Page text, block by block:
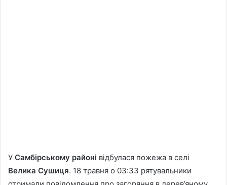
У Самбірському районі відбулася пожежа в селі
Велика Сушиця. 18 травня о 03:33 рятувальники